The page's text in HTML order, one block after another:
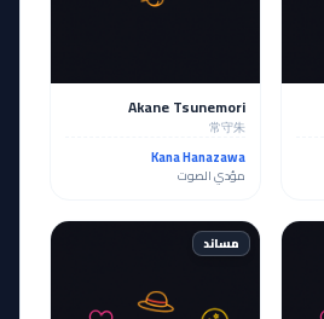
Akane Tsunemori
常守朱
Kana Hanazawa
مؤدي الصوت
مساند